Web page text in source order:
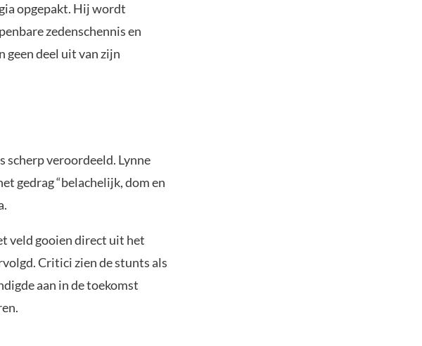
opgepakt. Hij wordt
zedenschennis en
geen deel uit van zijn
scherp veroordeeld. Lynne
gedrag “belachelijk, dom en
veld gooien direct uit het
Critici zien de stunts als
aan in de toekomst